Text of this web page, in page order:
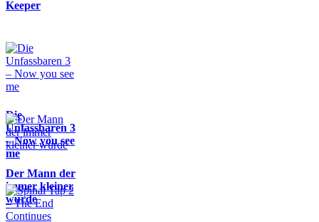
Keeper
Die
Unfassbaren 3
– Now you see
me
Der Mann der
immer kleiner
wurde